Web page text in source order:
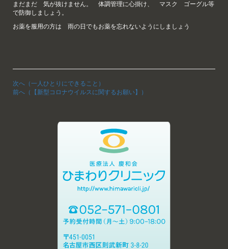
まだまだ 気が抜けません。 体調管理に心掛け、 マスク ゴーグル等
で防御しましょう。
お薬を服用の方は 雨の日でもお薬を忘れないようにしましょう
次へ（一人ひとりにできること）
前へ（【新型コロナウイルスに関するお願い】）